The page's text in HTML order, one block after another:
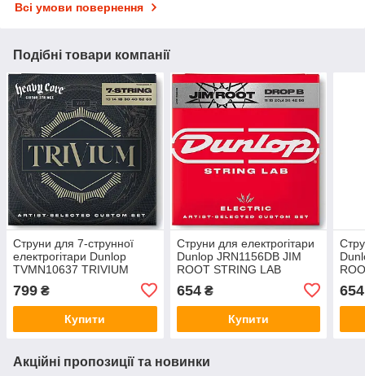
Всі умови повернення
Подібні товари компанії
Струни для 7-струнної
електрогітари Dunlop
TVMN10637 TRIVIUM
GUITAR STRINGS 10-63 |
7-STRING
799 ₴
Купити
Струни для електрогітари
Dunlop JRN1156DB JIM
ROOT STRING LAB
SERIES GUITAR STRINGS
11-56 | DROP B
654₴
Купити
12-
654
Акційні пропозиції та новинки